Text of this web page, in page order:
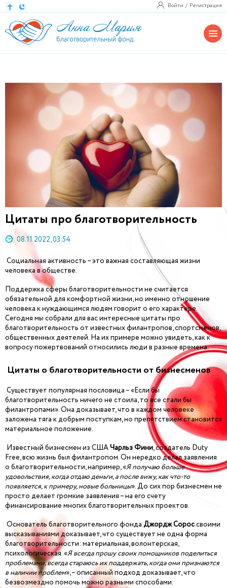
Войти Регистрация
Цитаты про благотворительность
08.11.2022, 03:54
Социальная активность – это важная составляющая жизни
человека в обществе.
Поддержка сферы благотворительности не считается
обязательной для комфортной жизни, но именно отношение
человека к нуждающимся людям говорит о его характере.
Сегодня мы собрали для вас интересные цитаты про
благотворительность от известных филантропов, спортсменов,
общественных деятелей. На их примере можно увидеть, как к
вопросу пожертвований относились люди в разные времена.
Цитаты о благотворительности от бизнесменов
Существует популярная пословица – «Если бы
благотворительность ничего не стоила, то все стали бы
филантропами». Она доказывает, что в каждом человеке
заложена тяга к добрым поступкам, но препятствием становится
материальное положение.
Известный бизнесмен из СШАЧарльз Фини, создатель Duty
Free, всю жизнь был филантропом. Он нередко делал заявления
о благотворительности, например, «Я получаю больше
удовольствия, когда отдаю деньги, а после вижу, как что-то
появляется, к примеру, новые больницы». До сих пор бизнесмен не
просто делает громкие заявления – на его счету
финансирование многих благотворительных проектов.
Основатель благотворительного фонда Джордж Сороссвоими
высказываниями доказывает, что существует не одна форма
благотворительности: материальная, волонтерская,
психологическая. «Я всегда прошу своих помощников поделиться
проблемами, всегда стараюсь их поддержать, когда они признаются
в наличии проблем», – описанный подход доказывает, что
безвозмездно помочь можно разными способами.